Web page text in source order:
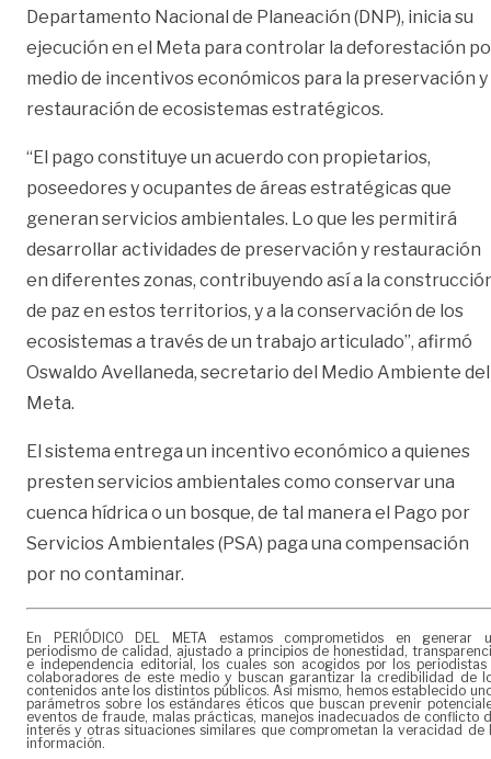
Departamento Nacional de Planeación (DNP), inicia su
ejecución en el Meta para controlar la deforestación
medio de incentivos económicos para la preservación y
restauración de ecosistemas estratégicos.
“El pago constituye un acuerdo con propietarios,
poseedores y ocupantes de áreas estratégicas que
generan servicios ambientales. Lo que les permitirá
desarrollar actividades de preservación y restauración
en diferentes zonas, contribuyendo así a la
de paz en estos territorios, y a la conservación de los
ecosistemas a través de un trabajo articulado”, afirmó
Oswaldo Avellaneda, secretario del Medio Ambiente del
Meta.
El sistema entrega un incentivo económico a quienes
presten servicios ambientales como conservar una
cuenca hídrica o un bosque, de tal manera el Pago por
Servicios Ambientales (PSA) paga una compensación
por no contaminar.
En PERIÓDICO DEL META estamos comprometidos en generar
periodismo de calidad, ajustado a principios de honestidad,
e independencia editorial, los cuales son acogidos por los periodistas
colaboradores de este medio y buscan garantizar la credibilidad de
contenidos ante los distintos públicos. Así mismo, hemos establecido
parámetros sobre los estándares éticos que buscan prevenir
eventos de fraude, malas prácticas, manejos inadecuados de conflicto
interés y otras situaciones similares que comprometan la veracidad de
información.